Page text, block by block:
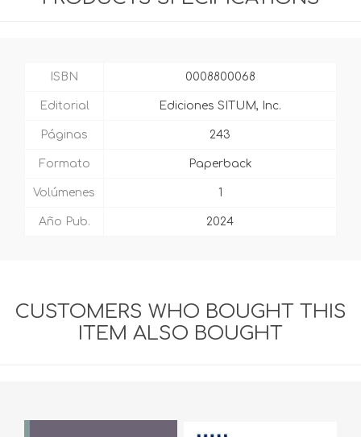
ISBN 0008800068
Editorial Ediciones SITUM, Inc.
Páginas 243
Formato Paperback
Volúmenes 1
Año Pub. 2024
CUSTOMERS WHO BOUGHT THIS
ITEM ALSO BOUGHT